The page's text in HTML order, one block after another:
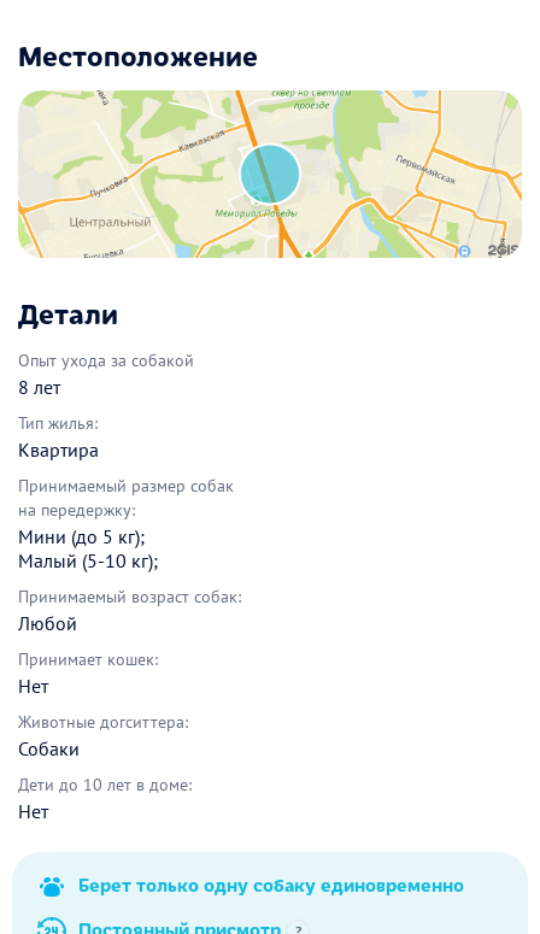
Местоположение
Детали
Опыт ухода за собакой
8 лет
Тип жилья:
Квартира
Принимаемый размер собак
на передержку:
Мини (до 5 кг);
Малый (5-10 кг);
Принимаемый возраст собак:
Любой
Принимает кошек:
Нет
Животные догситтера:
Собаки
Дети до 10 лет в доме:
Нет
Берет только одну собаку единовременно
Постоянный присмотр